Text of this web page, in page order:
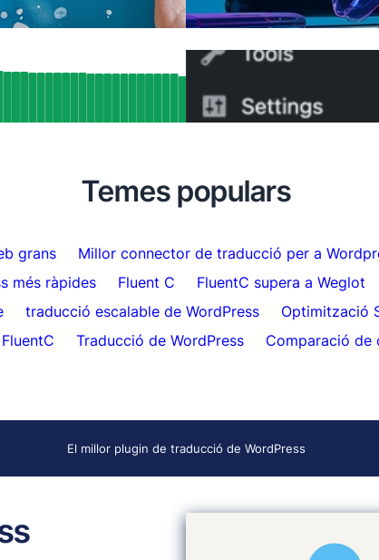
SEO réels : Comment le support
minuts
Temes populars
grans Millor connector de traducció per a
més ràpides Fluent C FluentC supera a Weglot
traducció escalable de WordPress Optimització
Traducció de WordPress
Comparació de
El millor plugin de traducció de WordPress